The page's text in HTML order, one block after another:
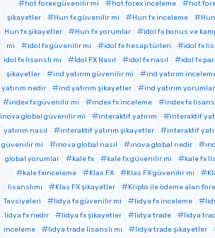
hot forex güvenilir mi
hot forex inceleme hot
şikayetler
Hun fx güvenilir mi Hun fx inceleme
Hun fx şikayetler
Hun fx yorumlar idol fx bonus ve
mi
idol fx güvenilir mi idol fx hesap türleri idol fx
idol fx lisanslı mı
İdol FX Nasıl idol fx nasıl idol fx
şikayetler
ind yatırım güvenilir mi ind yatırım
yatırım nedir
ind yatırım şikayetler ind yatırım yorumlar
index fx güvenilir mi
index fx inceleme index fx
inova global güvenilir mi
interaktif yatırım interaktif
yatırım nasıl
interaktif yatırım şikayetler interaktif
güvenilir mi
ınova global nasıl ınova global nedir
global yorumlar
kale fx kale fx güvenilir mi kale fx
kale fxinceleme
Klas FX Klas FX güvenilir mi
lisanslımı
Klas FX şikayetler Kripto ile ödeme alan
Tavsiyeleri
lidya fx güvenilir mi lidya fx inceleme
lidya fx nedir
lidya fx şikayetler lidya trade lidya
inceleme
lidya trade lisanslı mı lidya trade şikayetler